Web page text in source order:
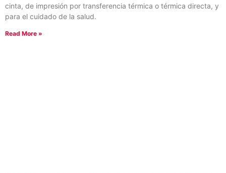
cinta, de impresión por transferencia térmica o térmica directa, y
para el cuidado de la salud.
Read More »